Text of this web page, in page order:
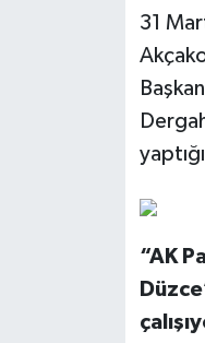
31
“AK